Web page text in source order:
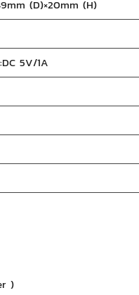
(D)×20mm (H)
5V/1A
)